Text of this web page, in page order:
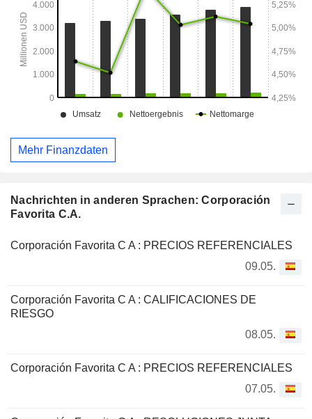
Nachrichten in anderen Sprachen: Corporación
Favorita C.A.
Corporación Favorita C A : PRECIOS REFERENCIALES
09.05.
Corporación Favorita C A : CALIFICACIONES DE
RIESGO
08.05.
Corporación Favorita C A : PRECIOS REFERENCIALES
07.05.
Mehr Finanzdaten